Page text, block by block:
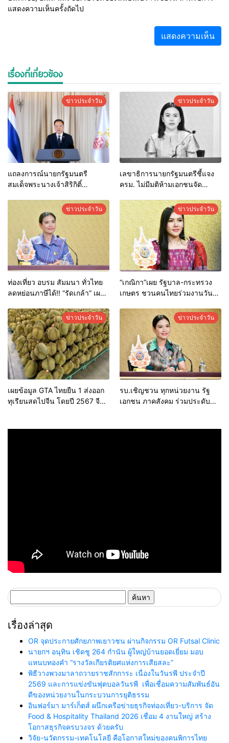
แสดงความเห็นครั้งถัดไป
เรื่องที่เกี่ยวข้อง
ข่าวประจำวัน
แถลงการณ์นายกรัฐมนตรี
สมเด็จพระนางเจ้าสิริกิติ์
ชนนีพันปีหลวง สวรรคต
ข่าวประจำวัน
เลขาธิการนายกรัฐมนตรีชี้แจง
ครม. ไม่มีมติห้ามเอกชนจัด
ปรับรูปแบบให้เหมาะสม
ข่าวประจำวัน
ท่องเที่ยว อบรม สัมมนา ทั่วไทย
ลดหย่อนภาษีได้!! “รัดเกล้า” เผย
เพื่อสนับสนุนการท่องเที่ยวภายใน
ประเทศ
ข่าวประจำวัน
“เกณิกา”เผย รัฐบาล-กระทรวง
เกษตร ชวนคนไทยร่วมงานวัน
สำนึกในพระมหากรุณาธิคุณ 4-6
ข่าวประจำวัน
เผยข้อมูล GTA ไทยยืน 1 ส่งออก
ทุเรียนสดไปจีน โดยปี 2567 จีน
ข่าวประจำวัน
รบ.เชิญชวน ทุกหน่วยงาน รัฐ
เอกชน ภาคสังคม ร่วมประดับ
สำหรับ:
เรื่องล่าสุด
OR จุดประกายศักยภาพเยาวชน ผ่านกิจกรรม OR Futsal Clinic
นายกฯ อนุทิน เชิดชู 264 กำนัน ผู้ใหญ่บ้านยอดเยี่ยม มอบ
แหนบทองคำ “รางวัลเกียรติยศแห่งการเสียสละ”
พิธีวางพวงมาลาถวายราชสักการะ เนื่องในวันรพี ประจำปี
2569 และการแข่งขันฟุตบอลวันรพี เพื่อเชื่อมความสัมพันธ์อัน
ดีของหน่วยงานในกระบวนการยุติธรรม
อินฟอร์มา มาร์เก็ตส์ ผนึกเครือข่ายธุรกิจท่องเที่ยว-บริการ จัด
Food & Hospitality Thailand 2026 เชื่อม 4 งานใหญ่ สร้าง
โอกาสธุรกิจครบวงจร ด้วยครับ
วิจัย-นวัตกรรม-เทคโนโลยี คือโอกาสใหม่ของคนพิการไทย